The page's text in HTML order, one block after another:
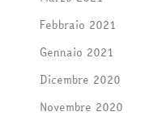
Febbraio 2021
Gennaio 2021
Dicembre 2020
Novembre 2020